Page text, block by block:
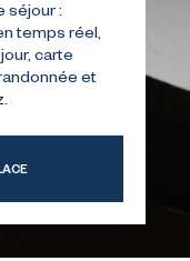
séjour :
temps réel,
carte
et